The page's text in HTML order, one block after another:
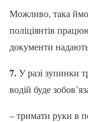
Можливо, така
поліціянтів
документи
7.У разі зупинки
водій буде
– тримати руки в